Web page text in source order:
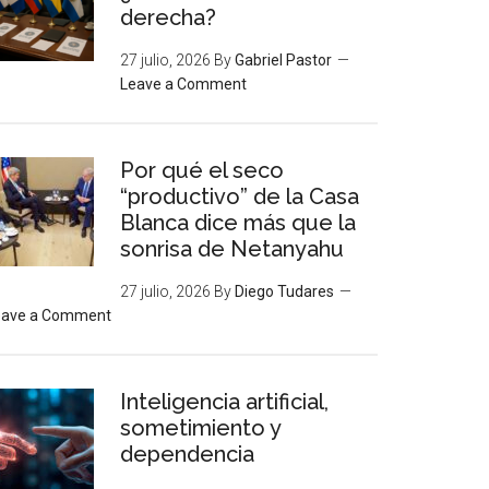
derecha?
27 julio, 2026 ByGabriel Pastor
Leave a Comment
Por qué el seco
“productivo” de la Casa
Blanca dice más que la
sonrisa de Netanyahu
27 julio, 2026 By Diego Tudares
a Comment
Inteligencia artificial,
sometimiento y
dependencia